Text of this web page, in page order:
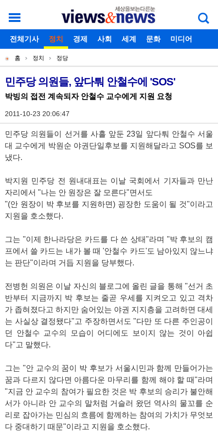
개
별
메
뉴
로그인 회원가입 아이디찾기 비밀번호찾기
주
메
뉴
전체기사 정치 경제 사회 세계 문화
미디어
현
재
위
치
홈 정치 정당
기
사
본
문
민주당 의원들, 앞다퉈 안철수에 'SOS'
박빙의 접전 계속되자 안철수 교수에게 지원 요청
2011-10-23 20:06:47
민주당 의원들이 선거를 사흘 앞둔 23일 앞다퉈 안철수 서울
대 교수에게 박원순 야권단일후보를 지원해달라고 SOS를 보
냈다.
박지원 민주당 전 원내대표는 이날 국회에서 기자들과 만난
자리에서 "나는 안 원장은 잘 모른다"면서도
"(안 원장이 박 후보를 지원하면) 굉장한 도움이 될 것"이라고
지원을 호소했다.
그는 "이제 한나라당은 카드를 다 쓴 상태"라며 "박 후보의 캠
프에서 쓸 카드는 내가 볼 때 '안철수 카드'도 남아있지 않느냐
는 판단"이라며 거듭 지원을 당부했다.
전병헌 의원은 이날 자신의 블로그에 올린 글을 통해 "선거 초
반부터 지금까지 박 후보는 줄곧 우세를 지켜오고 있고 격차
가 좁혀졌다고 하지만 숨어있는 야권 지지층을 고려하면 대세
는 사실상 결정됐다"고 주장하면서도 "다만 또 다른 주인공이
던 안철수 교수의 모습이 어디에도 보이지 않는 것이 아쉽
다"고 말했다.
그는 "안 교수의 꿈이 박 후보가 서울시민과 함께 만들어가는
꿈과 다르지 않다면 아름다운 마무리를 함께 해야 할 때"라며
"지금 안 교수의 참여가 필요한 것은 박 후보의 승리가 불안해
서가 아니라 안 교수의 말처럼 거슬러 왔던 역사의 물꼬를 순
리로 잡아가는 민심의 흐름에 함께하는 참여의 가치가 무엇보
다 중대하기 때문"이라고 지원을 호소했다.